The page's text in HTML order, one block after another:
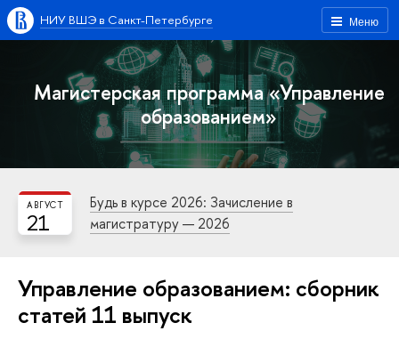
Меню
НИУ ВШЭ в Санкт-Петербурге
Магистерская программа «Управление
образованием»
21
АВГУСТ
Будь в курсе 2026: Зачисление в
магистратуру — 2026
Управление образованием: сборник
статей 11 выпуск